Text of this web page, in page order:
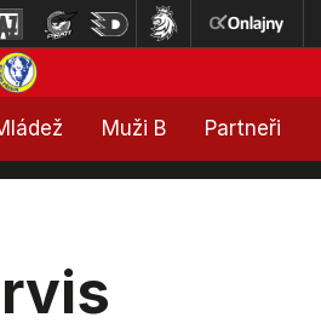
Muži B Partneři